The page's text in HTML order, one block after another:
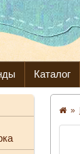
Каталог
»